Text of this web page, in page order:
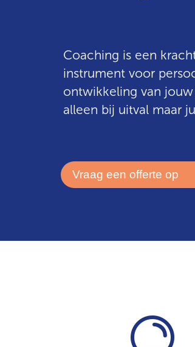
Coaching is een
instrument voor
ontwikkeling van
alleen bij uitval maar
Vraag een offerte op